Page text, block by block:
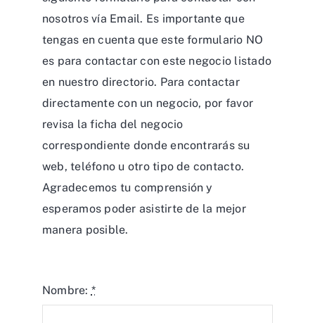
nosotros vía Email. Es importante que
tengas en cuenta que este formulario NO
es para contactar con este negocio listado
en nuestro directorio. Para contactar
directamente con un negocio, por favor
revisa la ficha del negocio
correspondiente donde encontrarás su
web, teléfono u otro tipo de contacto.
Agradecemos tu comprensión y
esperamos poder asistirte de la mejor
manera posible.
Nombre: *